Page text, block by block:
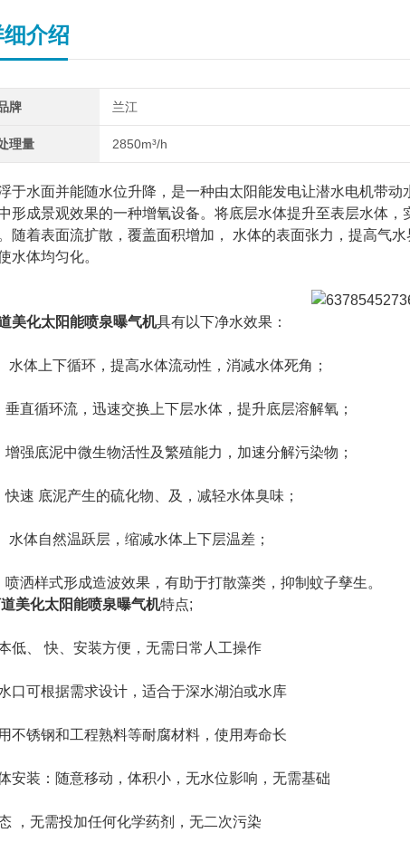
介绍
牌 兰江
理量 2850m³/h
于水面并能随水位升降，是一种由太阳能发电让潜水电机带
形成景观效果的一种增氧设备。将底层水体提升至表层水体
随着表面流扩散，覆盖面积增加， 水体的表面张力，提高气
水体均匀化。
美化太阳能喷泉曝气机具有以下净水效果：
水体上下循环，提高水体流动性，消减水体死角；
垂直循环流，迅速交换上下层水体，提升底层溶解氧；
增强底泥中微生物活性及繁殖能力，加速分解污染物；
快速 底泥产生的硫化物、及，减轻水体臭味；
水体自然温跃层，缩减水体上下层温差；
喷洒样式形成造波效果，有助于打散藻类，抑制蚊子孳生。
美化太阳能喷泉曝气机特点;
低、 快、安装方便，无需日常人工操作
口可根据需求设计，适合于深水湖泊或水库
不锈钢和工程熟料等耐腐材料，使用寿命长
安装：随意移动，体积小，无水位影响，无需基础
，无需投加任何化学药剂，无二次污染